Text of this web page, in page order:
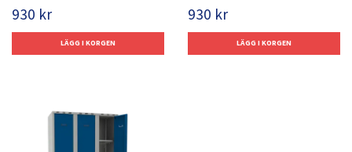
930 kr 930 kr